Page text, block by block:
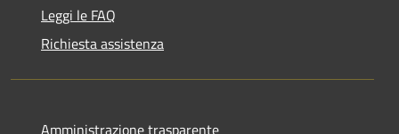
Leggi le FAQ
Richiesta assistenza
Amministrazione trasparente